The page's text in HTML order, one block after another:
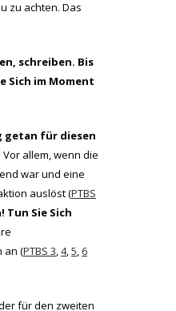
zu achten. Das
schreiben. Bis
Sich im Moment
getan für diesen
allem, wenn die
war und eine
auslöst (PTBS
Tun Sie Sich
an (PTBS 3,4,5, 6
für den zweiten